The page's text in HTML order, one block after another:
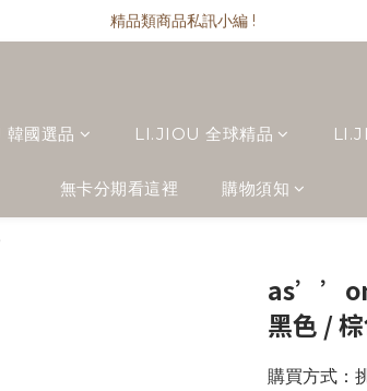
as''on 流浪包兩件免運 !
精品類商品私訊小編 !
國選品 LI.JIOU 全球精品
無卡分期看這裡 購物須知
as’’on
黑色 /
購買方式：